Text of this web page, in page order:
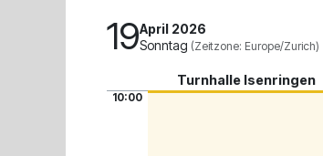
19April 2026
Sonntag (Zeitzone: Europe/Zurich)
Turnhalle Isenringen
10:00